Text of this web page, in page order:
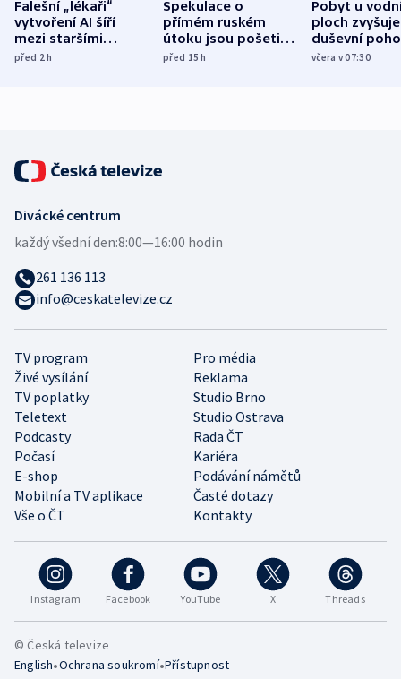
Falešní „lékaři“
vytvoření AI šíří
mezi staršími
Poláky nebezpečné
před 2h
Spekulace o
přímém ruském
útoku jsou pošetilé,
míní estonský
před 15h
Pobyt u
ploch zvyšuje
duševní
ukázala
včera v 07:30
Instagram Facebook YouTube X Threads
TV program
Pro média
Živé vysílání
Reklama
TV poplatky
Studio Brno
Teletext
Studio Ostrava
Podcasty
Rada ČT
Počasí
Kariéra
E-shop
Podávání námětů
Mobilní a TV aplikace
Časté dotazy
Vše o ČT
Kontakty
Divácké centrum
každý všední den:8:00—16:00 hodin
261 136 113
info@ceskatelevize.cz
© Česká televize
English•Ochrana soukromí•Přístupnost